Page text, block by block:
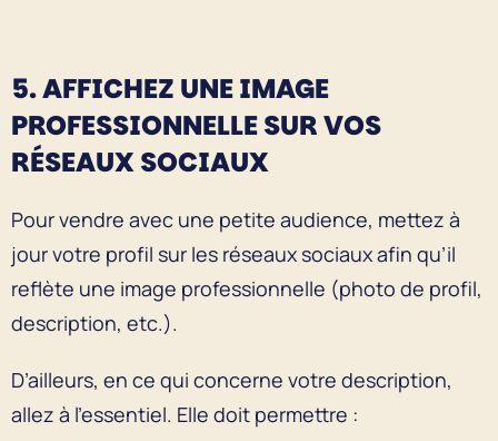
5. AFFICHEZ UNE IMAGE
PROFESSIONNELLE SUR VOS
RÉSEAUX SOCIAUX
Pour vendre avec une petite audience, mettez à
jour votre profil sur les réseaux sociaux afin qu’il
reflète une image professionnelle (photo de profil,
description, etc.).
D’ailleurs, en ce qui concerne votre description,
allez à l’essentiel. Elle doit permettre :